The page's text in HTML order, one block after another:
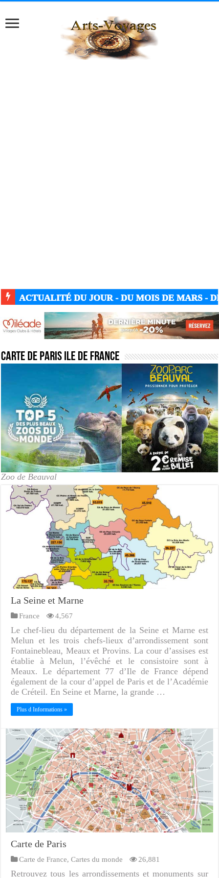
ACTUALITÉ DU JOUR - DU MOIS DE MARS -
ACTUALITÉ GUERRE UKRAINE-RUSSIE
Carte de Paris Ile de France
Zoo de Beauval
La Seine et Marne
France 4,567
Le chef-lieu du département de la Seine et Marne est
Melun et les trois chefs-lieux d’arrondissement sont
Fontainebleau, Meaux et Provins. La cour d’assises est
établie à Melun, l’évêché et le consistoire sont à
Meaux. Le département 77 d’Ile de France dépend
également de la cour d’appel de Paris et de l’Académie
de Créteil. En Seine et Marne, la grande …
Plus d Informations »
Carte de Paris
Carte de France,Cartes du monde 26,881
Retrouvez tous les arrondissements et monuments sur